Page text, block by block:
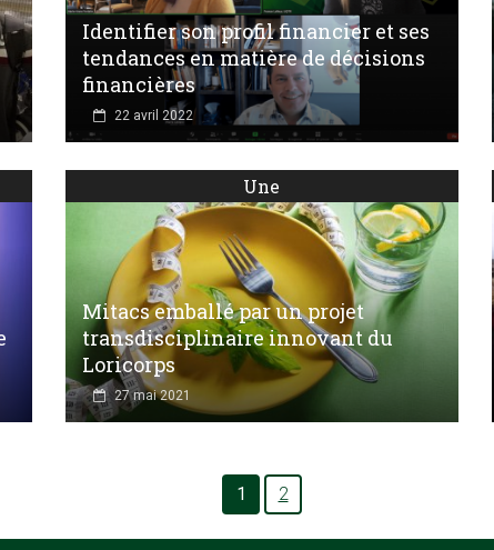
Identifier son profil financier et ses
tendances en matière de décisions
financières
22 avril 2022
Une
Mitacs emballé par un projet
transdisciplinaire innovant du
Loricorps
27 mai 2021
1 2